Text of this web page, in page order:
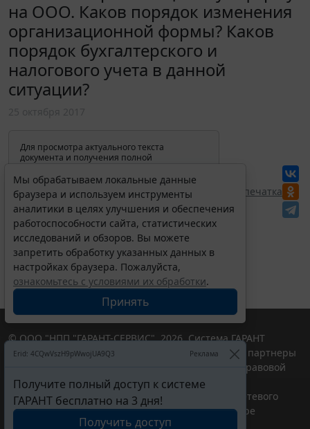
на ООО. Каков порядок изменения
организационной формы? Каков
порядок бухгалтерского и
налогового учета в данной
ситуации?
Для просмотра актуального текста
документа и получения полной
изменениях и порядке применения
документа, воспользуйтесь поиском в
Интернет-версии системы ГАРАНТ:
Перепечатка
Мы обрабатываем локальные данные
браузера и используем инструменты
аналитики в целях улучшения и обеспечения
работоспособности сайта, статистических
исследований и обзоров. Вы можете
запретить обработку указанных данных в
настройках браузера. Пожалуйста,
ознакомьтесь с условиями их обработки.
Принять
Erid: 4CQwVszH9pWwojUA9Q3 Реклама
Получите полный доступ к системе
ГАРАНТ бесплатно на 3 дня!
Получить доступ
© ООО "НПП "ГАРАНТ-СЕРВИС", 2026. Система ГАРАНТ
выпускается с 1990 года. Компания "Гарант" и ее партнеры
являются участниками Российской ассоциации правовой
информации ГАРАНТ.
Портал ГАРАНТ.РУ зарегистрирован в качестве сетевого
издания Федеральной службой по надзору в сфере
связи,информационных технологий и массовых